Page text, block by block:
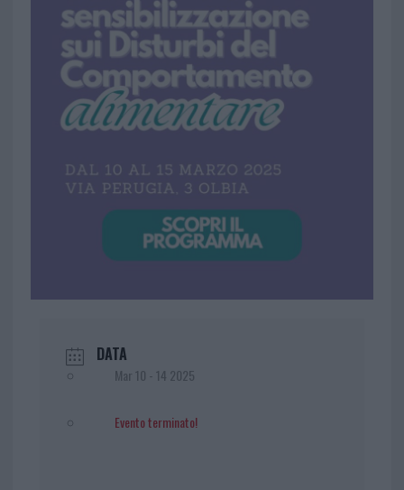
DATA
Mar 10 - 14 2025
Evento terminato!